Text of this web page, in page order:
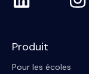
Produit
Pour les écoles